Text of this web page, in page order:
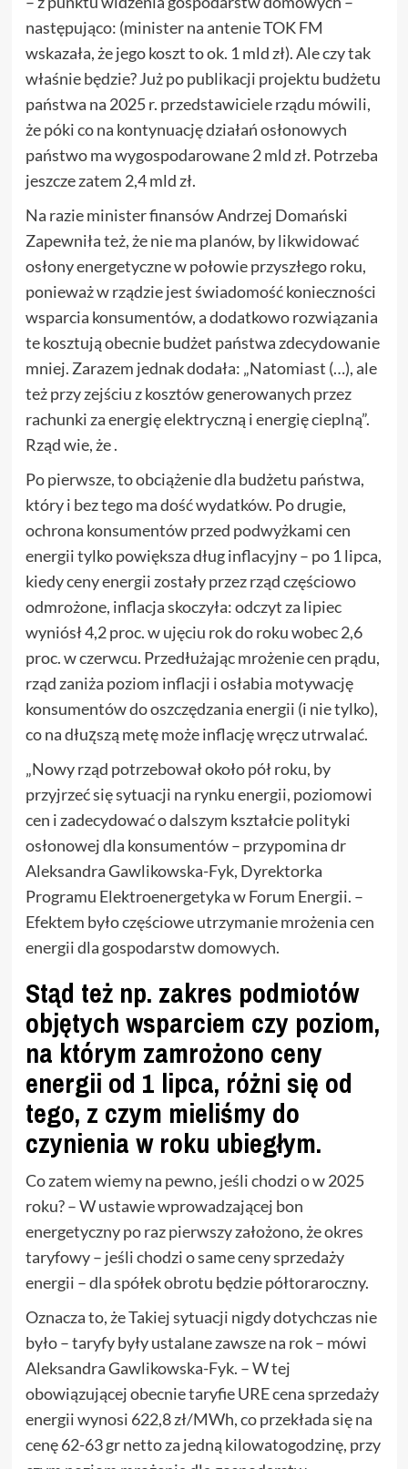
następująco: (minister na antenie TOK FM
wskazała, że jego koszt to ok. 1 mld zł). Ale czy tak
właśnie będzie? Już po publikacji projektu budżetu
państwa na 2025 r. przedstawiciele rządu mówili,
że póki co na kontynuację działań osłonowych
państwo ma wygospodarowane 2 mld zł. Potrzeba
jeszcze zatem 2,4 mld zł.
Na razie minister finansów Andrzej Domański
Zapewniła też, że nie ma planów, by likwidować
osłony energetyczne w połowie przyszłego roku,
ponieważ w rządzie jest świadomość konieczności
wsparcia konsumentów, a dodatkowo rozwiązania
te kosztują obecnie budżet państwa zdecydowanie
mniej. Zarazem jednak dodała: „Natomiast (…), ale
też przy zejściu z kosztów generowanych przez
rachunki za energię elektryczną i energię cieplną”.
Rząd wie, że .
Po pierwsze, to obciążenie dla budżetu państwa,
który i bez tego ma dość wydatków. Po drugie,
ochrona konsumentów przed podwyżkami cen
energii tylko powiększa dług inflacyjny – po 1 lipca,
kiedy ceny energii zostały przez rząd częściowo
odmrożone, inflacja skoczyła: odczyt za lipiec
wyniósł 4,2 proc. w ujęciu rok do roku wobec 2,6
proc. w czerwcu. Przedłużając mrożenie cen prądu,
rząd zaniża poziom inflacji i osłabia motywację
konsumentów do oszczędzania energii (i nie tylko),
co na dłuz̨szą metę może inflację wręcz utrwalać.
„Nowy rząd potrzebował około pół roku, by
przyjrzeć się sytuacji na rynku energii, poziomowi
cen i zadecydować o dalszym kształcie polityki
osłonowej dla konsumentów – przypomina dr
Aleksandra Gawlikowska-Fyk, Dyrektorka
Programu Elektroenergetyka w Forum Energii. –
Efektem było częściowe utrzymanie mrożenia cen
energii dla gospodarstw domowych.
Stąd też np. zakres podmiotów
objętych wsparciem czy poziom,
na którym zamrożono ceny
energii od 1 lipca, różni się od
tego, z czym mieliśmy do
czynienia w roku ubiegłym.
Co zatem wiemy na pewno, jeśli chodzi o w 2025
roku? – W ustawie wprowadzającej bon
energetyczny po raz pierwszy założono, że okres
taryfowy – jeśli chodzi o same ceny sprzedaży
energii – dla spółek obrotu będzie półtoraroczny.
Oznacza to, że Takiej sytuacji nigdy dotychczas nie
było – taryfy były ustalane zawsze na rok – mówi
Aleksandra Gawlikowska-Fyk. – W tej
obowiązującej obecnie taryfie URE cena sprzedaży
energii wynosi 622,8 zł/MWh, co przekłada się na
cenę 62-63 gr netto za jedną kilowatogodzinę, przy